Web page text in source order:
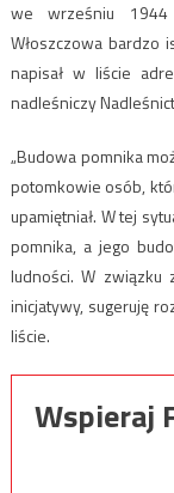
we wrześniu 1944
Włoszczowa
napisał w liście
nadleśniczy
„Budowa pomnika
potomkowie osób,
upamiętniał. W tej
pomnika, a jego
ludności. W związku
inicjatywy, sugeruję
liście.
Wspieraj